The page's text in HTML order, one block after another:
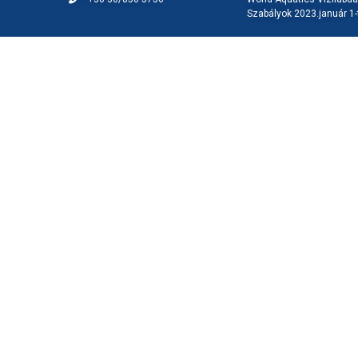
Szabályok 2023.január